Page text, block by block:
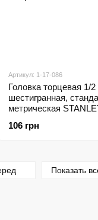
Артикул: 1-17-086
Головка торцевая 1/
шестигранная,
метрическая
106 грн
Показать